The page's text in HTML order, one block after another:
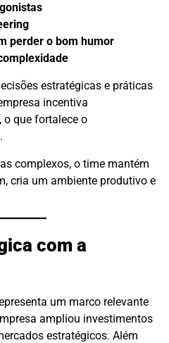
perder o bom humor
estratégicas e práticas
incentiva
que fortalece o
complexos, o time mantém
cria um ambiente produtivo e
com a
um marco relevante
ampliou investimentos
estratégicos. Além